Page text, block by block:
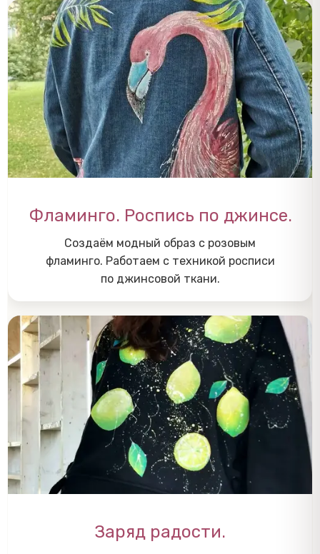
Фламинго. Роспись по джинсе.
Создаём модный образ с розовым
фламинго. Работаем с техникой росписи
по джинсовой ткани.
Заряд радости.